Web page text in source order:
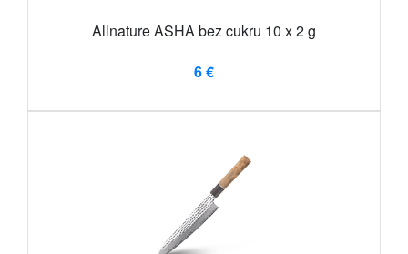
Allnature ASHA bez cukru 10 x 2 g
6 €